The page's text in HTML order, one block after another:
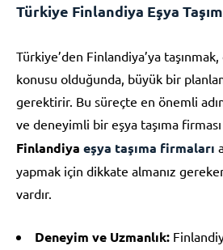
Türkiye Finlandiya Eşya
Türkiye’den Finlandiya’ya
konusu olduğunda, büyük bir
gerektirir. Bu süreçte en önemli
ve deneyimli bir eşya taşıma
Finlandiya eşya taşıma firmaları
yapmak için dikkate almanız
vardır.
Deneyim ve Uzmanlık: